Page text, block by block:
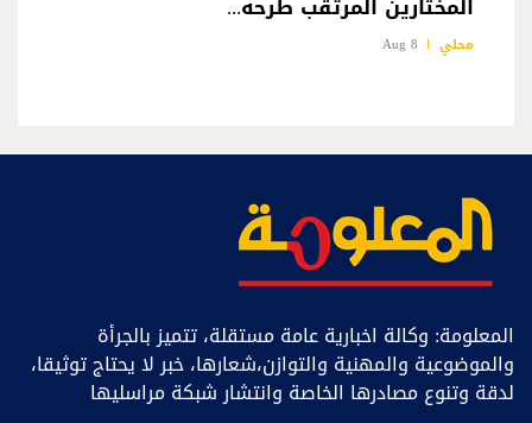
محلي 8 Aug
المعلومة: وكالة اخبارية عامة مستقلة، تتميز بالجرأة
والموضوعية والمهنية والتوازن،شعارها، خبر ﻻ يحتاج توثيقا،
لدقة وتنوع مصادرها الخاصة وانتشار شبكة مراسليها